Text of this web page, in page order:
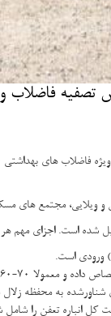
فاضلاب
فاضلاب های
مجتمع های
شده است. اجزای مهم هر
ورودی است.
تانک مربوط به این بخش است.
شناورشده به محفظه